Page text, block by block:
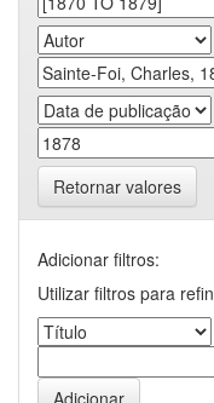
Retornar valores
Adicionar filtros:
Utilizar filtros para